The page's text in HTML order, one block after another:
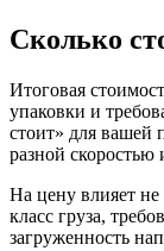
Сколько
Итоговая
упаковки и
стоит» для вашей
разной
На цену влияет
класс груза,
загруженность